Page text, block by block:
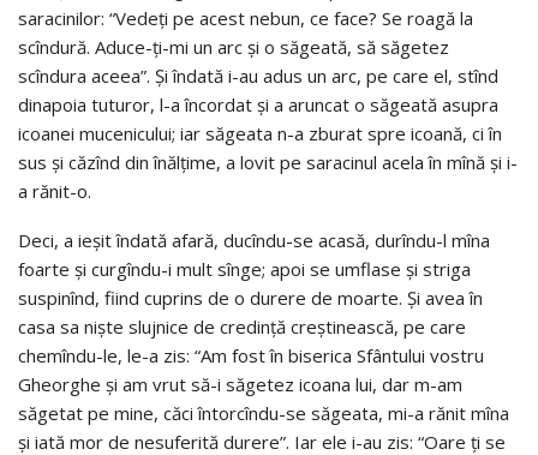
saracinilor: “Vedeţi pe acest nebun, ce face? Se roagă la
scîndură. Aduce-ţi-mi un arc şi o săgeată, să săgetez
scîndura aceea”. Şi îndată i-au adus un arc, pe care el, stînd
dinapoia tuturor, l-a încordat şi a aruncat o săgeată asupra
icoanei mucenicului; iar săgeata n-a zburat spre icoană, ci în
sus şi căzînd din înălţime, a lovit pe saracinul acela în mînă şi i-
a rănit-o.
Deci, a ieşit îndată afară, ducîndu-se acasă, durîndu-l mîna
foarte şi curgîndu-i mult sînge; apoi se umflase şi striga
suspinînd, fiind cuprins de o durere de moarte. Şi avea în
casa sa nişte slujnice de credinţă creştinească, pe care
chemîndu-le, le-a zis: “Am fost în biserica Sfântului vostru
Gheorghe şi am vrut să-i săgetez icoana lui, dar m-am
săgetat pe mine, căci întorcîndu-se săgeata, mi-a rănit mîna
şi iată mor de nesuferită durere”. Iar ele i-au zis: “Oare ţi se